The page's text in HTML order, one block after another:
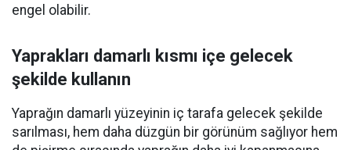
engel olabilir.
Yaprakları damarlı kısmı içe gelecek
şekilde kullanın
Yaprağın damarlı yüzeyinin iç tarafa gelecek şekilde
sarılması, hem daha düzgün bir görünüm sağlıyor hem